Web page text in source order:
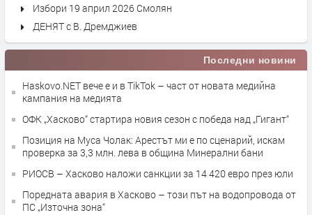
Избори 19 април 2026 Смолян
ДЕНЯТ с В. Дремджиев
Последни новини
Haskovo.NET вече е и в TikTok – част от новата медийна
кампания на медията
ОФК „Хасково“ стартира новия сезон с победа над „Гигант“
Позиция на Муса Чолак: Арестът ми е по сценарий, искам
проверка за 3,3 млн. лева в община Минерални бани
РИОСВ – Хасково наложи санкции за 14 420 евро през юли
Поредната авария в Хасково – този път на водопровода от
ПС „Източна зона“